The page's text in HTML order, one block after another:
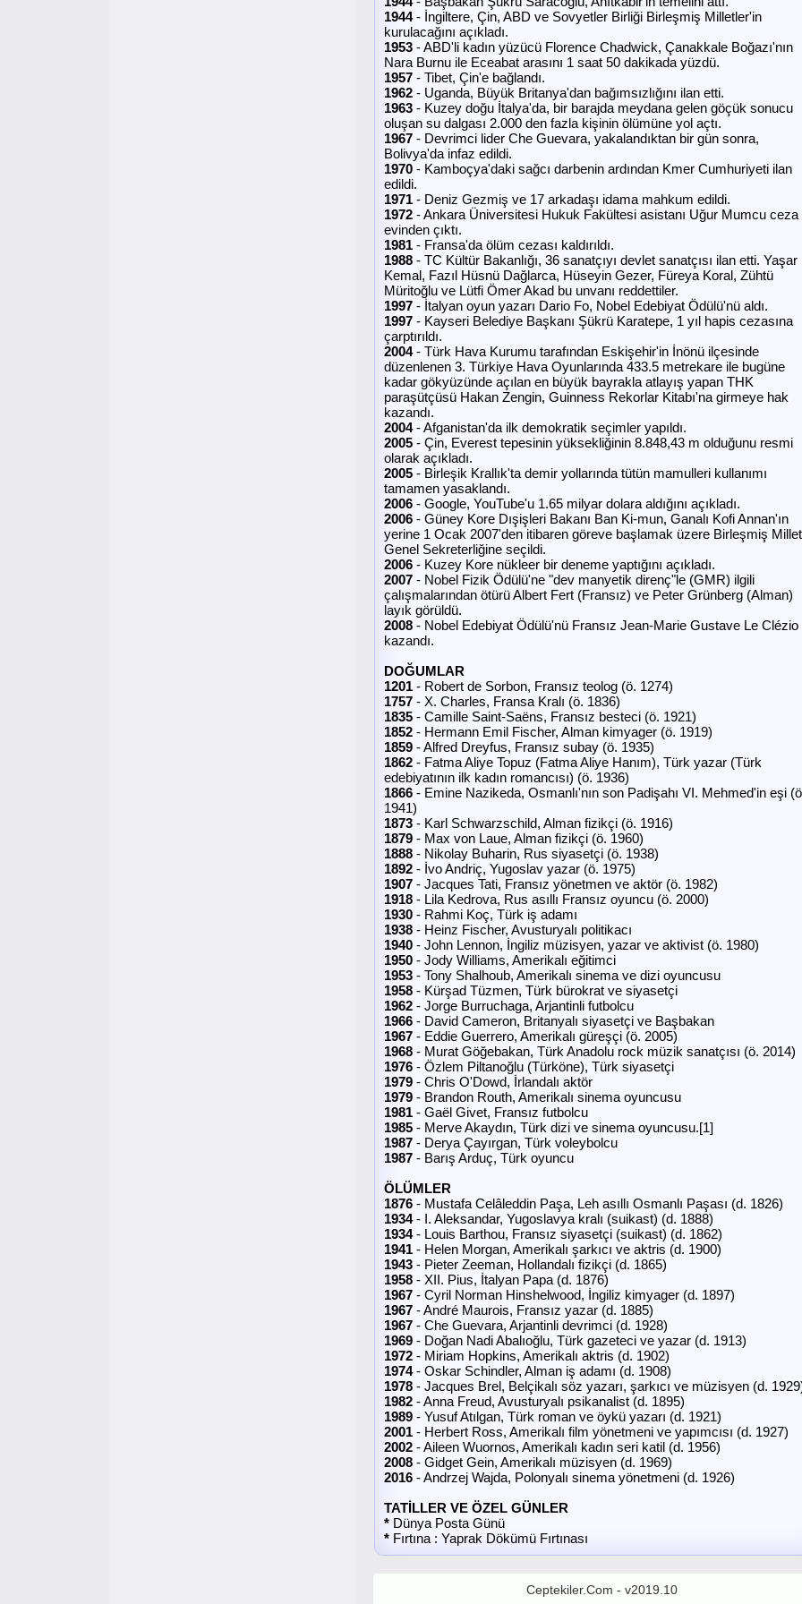
1944- İngiltere, Çin, ABD ve Sovyetler Birliği Birleşmiş Milletler'in
kurulacağını açıkladı.
1953 - ABD'li kadın yüzücü Florence Chadwick, Çanakkale Boğazı'nın
Nara Burnu ile Eceabat arasını 1 saat 50 dakikada yüzdü.
1957 - Tibet, Çin'e bağlandı.
1962 - Uganda, Büyük Britanya'dan bağımsızlığını ilan etti.
1963 - Kuzey doğu İtalya'da, bir barajda meydana gelen göçük sonucu
oluşan su dalgası 2.000 den fazla kişinin ölümüne yol açtı.
1967 - Devrimci lider Che Guevara, yakalandıktan bir gün sonra,
Bolivya'da infaz edildi.
1970 - Kamboçya'daki sağcı darbenin ardından Kmer Cumhuriyeti ilan
edildi.
1971 - Deniz Gezmiş ve 17 arkadaşı idama mahkum edildi.
1972 - Ankara Üniversitesi Hukuk Fakültesi asistanı Uğur Mumcu ceza
evinden çıktı.
1981 - Fransa'da ölüm cezası kaldırıldı.
1988 - TC Kültür Bakanlığı, 36 sanatçıyı devlet sanatçısı ilan etti. Yaşar
Kemal, Fazıl Hüsnü Dağlarca, Hüseyin Gezer, Füreya Koral, Zühtü
Müritoğlu ve Lütfi Ömer Akad bu unvanı reddettiler.
1997 - İtalyan oyun yazarı Dario Fo, Nobel Edebiyat Ödülü'nü aldı.
1997 - Kayseri Belediye Başkanı Şükrü Karatepe, 1 yıl hapis cezasına
çarptırıldı.
2004- Türk Hava Kurumu tarafından Eskişehir'in İnönü ilçesinde
düzenlenen 3. Türkiye Hava Oyunlarında 433.5 metrekare ile bugüne
kadar gökyüzünde açılan en büyük bayrakla atlayış yapan THK
paraşütçüsü Hakan Zengin, Guinness Rekorlar Kitabı'na girmeye hak
kazandı.
2004- Afganistan'da ilk demokratik seçimler yapıldı.
2005 - Çin, Everest tepesinin yüksekliğinin 8.848,43 m olduğunu resmi
olarak açıkladı.
2005 - Birleşik Krallık'ta demir yollarında tütün mamulleri kullanımı
tamamen yasaklandı.
2006 - Google, YouTube'u 1.65 milyar dolara aldığını açıkladı.
2006 - Güney Kore Dışişleri Bakanı Ban Ki-mun, Ganalı Kofi Annan'ın
yerine 1 Ocak 2007'den itibaren göreve başlamak üzere Birleşmiş
Genel Sekreterliğine seçildi.
2006 - Kuzey Kore nükleer bir deneme yaptığını açıkladı.
2007 - Nobel Fizik Ödülü'ne "dev manyetik direnç"le (GMR) ilgili
çalışmalarından ötürü Albert Fert (Fransız) ve Peter Grünberg (Alman)
layık görüldü.
2008 - Nobel Edebiyat Ödülü'nü Fransız Jean-Marie Gustave Le Clézio
kazandı.
DOĞUMLAR
1201 - Robert de Sorbon, Fransız teolog (ö. 1274)
1757 - X. Charles, Fransa Kralı (ö. 1836)
1835 - Camille Saint-Saëns, Fransız besteci (ö. 1921)
1852 - Hermann Emil Fischer, Alman kimyager (ö. 1919)
1859 - Alfred Dreyfus, Fransız subay (ö. 1935)
1862 - Fatma Aliye Topuz (Fatma Aliye Hanım), Türk yazar (Türk
edebiyatının ilk kadın romancısı) (ö. 1936)
1866 - Emine Nazikeda, Osmanlı'nın son Padişahı VI. Mehmed'in eşi
1941)
1873 - Karl Schwarzschild, Alman fizikçi (ö. 1916)
1879 - Max von Laue, Alman fizikçi (ö. 1960)
1888 - Nikolay Buharin, Rus siyasetçi (ö. 1938)
1892 - İvo Andriç, Yugoslav yazar (ö. 1975)
1907 - Jacques Tati, Fransız yönetmen ve aktör (ö. 1982)
1918 - Lila Kedrova, Rus asıllı Fransız oyuncu (ö. 2000)
1930 - Rahmi Koç, Türk iş adamı
1938 - Heinz Fischer, Avusturyalı politikacı
1940 - John Lennon, İngiliz müzisyen, yazar ve aktivist (ö. 1980)
1950 - Jody Williams, Amerikalı eğitimci
1953 - Tony Shalhoub, Amerikalı sinema ve dizi oyuncusu
1958 - Kürşad Tüzmen, Türk bürokrat ve siyasetçi
1962 - Jorge Burruchaga, Arjantinli futbolcu
1966 - David Cameron, Britanyalı siyasetçi ve Başbakan
1967 - Eddie Guerrero, Amerikalı güreşçi (ö. 2005)
1968 - Murat Göğebakan, Türk Anadolu rock müzik sanatçısı (ö. 2014)
1976 - Özlem Piltanoğlu (Türköne), Türk siyasetçi
1979 - Chris O'Dowd, İrlandalı aktör
1979 - Brandon Routh, Amerikalı sinema oyuncusu
1981 - Gaël Givet, Fransız futbolcu
1985 - Merve Akaydın, Türk dizi ve sinema oyuncusu.[1]
1987 - Derya Çayırgan, Türk voleybolcu
1987 - Barış Arduç, Türk oyuncu
ÖLÜMLER
1876 - Mustafa Celâleddin Paşa, Leh asıllı Osmanlı Paşası (d. 1826)
1934- I. Aleksandar, Yugoslavya kralı (suikast) (d. 1888)
1934- Louis Barthou, Fransız siyasetçi (suikast) (d. 1862)
1941 - Helen Morgan, Amerikalı şarkıcı ve aktris (d. 1900)
1943 - Pieter Zeeman, Hollandalı fizikçi (d. 1865)
1958 - XII. Pius, İtalyan Papa (d. 1876)
1967 - Cyril Norman Hinshelwood, İngiliz kimyager (d. 1897)
1967 - André Maurois, Fransız yazar (d. 1885)
1967 - Che Guevara, Arjantinli devrimci (d. 1928)
1969 - Doğan Nadi Abalıoğlu, Türk gazeteci ve yazar (d. 1913)
1972 - Miriam Hopkins, Amerikalı aktris (d. 1902)
1974- Oskar Schindler, Alman iş adamı (d. 1908)
1978 - Jacques Brel, Belçikalı söz yazarı, şarkıcı ve müzisyen (d.
1982 - Anna Freud, Avusturyalı psikanalist (d. 1895)
1989 - Yusuf Atılgan, Türk roman ve öykü yazarı (d. 1921)
2001 - Herbert Ross, Amerikalı film yönetmeni ve yapımcısı (d. 1927)
2002 - Aileen Wuornos, Amerikalı kadın seri katil (d. 1956)
2008 - Gidget Gein, Amerikalı müzisyen (d. 1969)
2016 - Andrzej Wajda, Polonyalı sinema yönetmeni (d. 1926)
TATİLLER VE ÖZEL GÜNLER
* Dünya Posta Günü
* Fırtına : Yaprak Dökümü Fırtınası
Ceptekiler.Com - v2019.10